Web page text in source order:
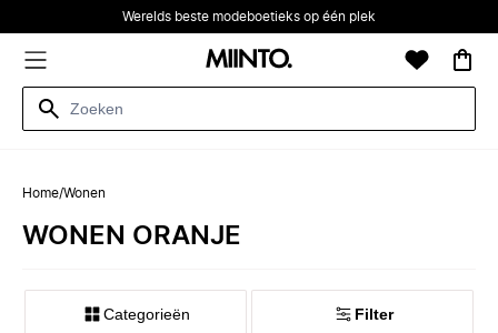
Werelds beste modeboetieks op één plek
Home/Wonen
WONEN ORANJE
Categorieën Filter